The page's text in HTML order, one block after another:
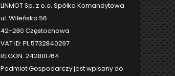
LINMOT Sp. z o.o. Spółka Komandytowa
ul. Wileńska 56
42-280 Częstochowa
VAT ID: PL 5732840297
REGON: 242801764
Podmiot Gospodarczy jest wpisany do